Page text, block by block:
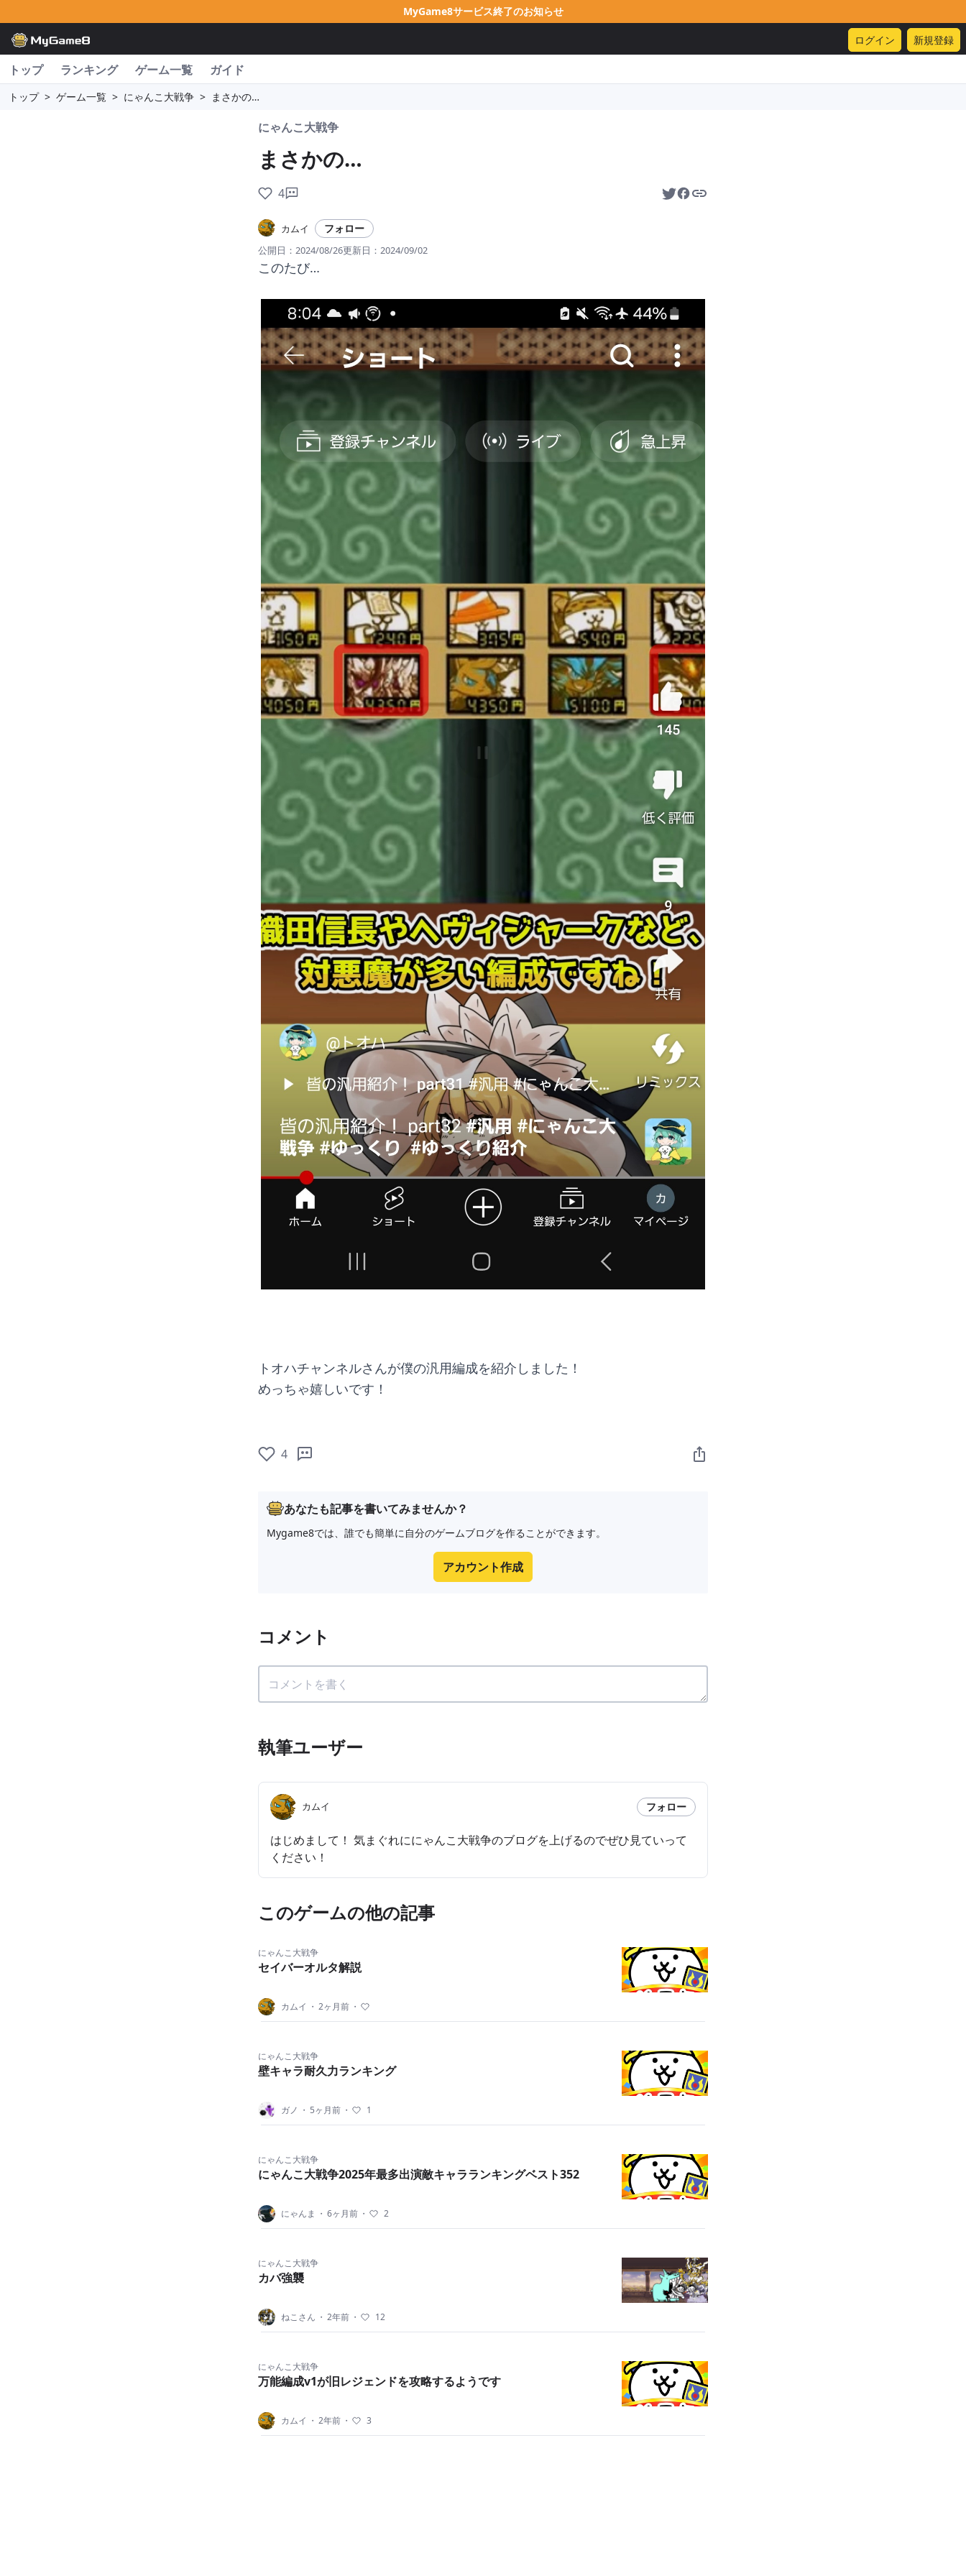
MyGame8サービス終了のお知らせ
ログイン 新規登録
トップ ランキング ゲーム一覧 ガイド
トップ > ゲーム一覧 > にゃんこ大戦争 > まさかの…
にゃんこ大戦争
まさかの…
4
カムイ フォロー
公開日： 2024/08/26更新日： 2024/09/02
このたび…
トオハチャンネルさんが僕の汎用編成を紹介しました！
めっちゃ嬉しいです！
4
あなたも記事を書いてみませんか？
Mygame8では、誰でも簡単に自分のゲームブログを作ることができます。
アカウント作成
コメント
執筆ユーザー
カムイ フォロー
はじめまして！ 気まぐれににゃんこ大戦争のブログを上げるのでぜひ見ていって
ください！
このゲームの他の記事
にゃんこ大戦争
セイバーオルタ解説
カムイ ・ 2ヶ月前 ・
にゃんこ大戦争
壁キャラ耐久力ランキング
ガノ ・ 5ヶ月前 ・ 1
にゃんこ大戦争
にゃんこ大戦争2025年最多出演敵キャラランキングベスト352
にゃんま ・ 6ヶ月前 ・ 2
にゃんこ大戦争
カバ強襲
ねこさん ・ 2年前 ・ 12
にゃんこ大戦争
万能編成v1が旧レジェンドを攻略するようです
カムイ ・ 2年前 ・ 3